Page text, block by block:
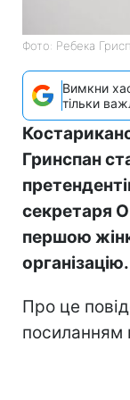
Фото: Ребека
Вимкни
тільки
Гринспан
секретаря
першою
організацію.
Про це
посиланням